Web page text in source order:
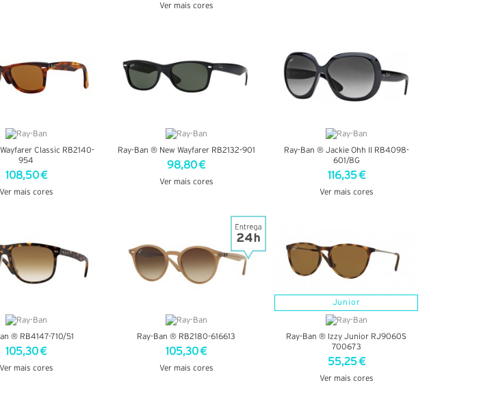
Ver mais cores
Classic RB2140-
954
108,50 €
Ver mais cores
Ray-Ban ® New Wayfarer RB2132-901
98,80 €
Ver mais cores
Ray-Ban ® Jackie Ohh II RB4098-
601/8G
116,35 €
Ver mais cores
® RB4147-710/51
105,30 €
Ver mais cores
Ray-Ban ® RB2180-616613
105,30 €
Ver mais cores
Junior
Ray-Ban ® Izzy Junior RJ9060S
700673
55,25 €
Ver mais cores